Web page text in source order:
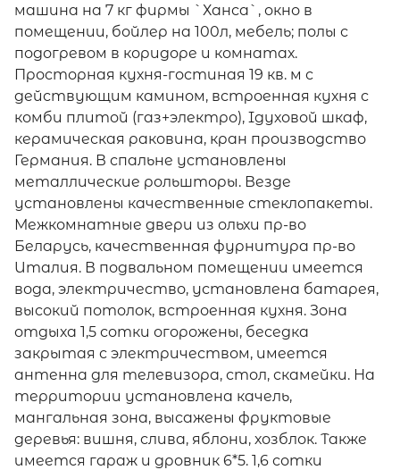
машина на 7 кг фирмы `Ханса`, окно в
помещении, бойлер на 100л, мебель; полы с
подогревом в коридоре и комнатах.
Просторная кухня-гостиная 19 кв. м с
действующим камином, встроенная кухня с
комби плитой (газ+электро), Iдуховой шкаф,
керамическая раковина, кран производство
Германия. В спальне установлены
металлические рольшторы. Везде
установлены качественные стеклопакеты.
Межкомнатные двери из ольхи пр-во
Беларусь, качественная фурнитура пр-во
Италия. В подвальном помещении имеется
вода, электричество, установлена батарея,
высокий потолок, встроенная кухня. Зона
отдыха 1,5 сотки огорожены, беседка
закрытая с электричеством, имеется
антенна для телевизора, стол, скамейки. На
территории установлена качель,
мангальная зона, высажены фруктовые
деревья: вишня, слива, яблони, хозблок. Также
имеется гараж и дровник 6*5. 1,6 сотки